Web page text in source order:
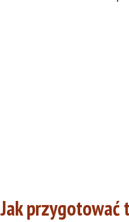
Jak